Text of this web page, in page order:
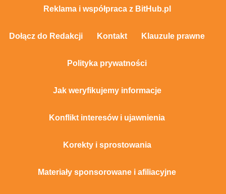
Reklama i współpraca z BitHub.pl
Dołącz do Redakcji Kontakt Klauzule prawne
Polityka prywatności
Jak weryfikujemy informacje
Konflikt interesów i ujawnienia
Korekty i sprostowania
Materiały sponsorowane i afiliacyjne